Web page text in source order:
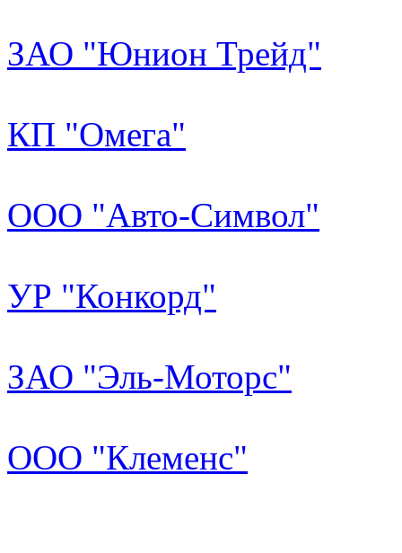
ЗАО "Юнион Трейд"
КП "Омега"
ООО "Авто-Символ"
УР "Конкорд"
ЗАО "Эль-Моторс"
ООО "Клеменс"